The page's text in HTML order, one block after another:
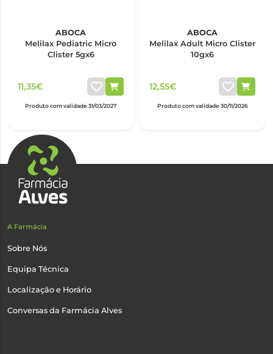
ABOCA
Melilax Pediatric Micro
Clister 5gx6
11,35€
Produto com validade 31/03/2027
ABOCA
Melilax Adult Micro Clister
10gx6
12,55€
Produto com validade 30/11/2026
A Farmácia
Sobre Nós
Equipa Técnica
Localização e Horário
Conversas da Farmácia Alves